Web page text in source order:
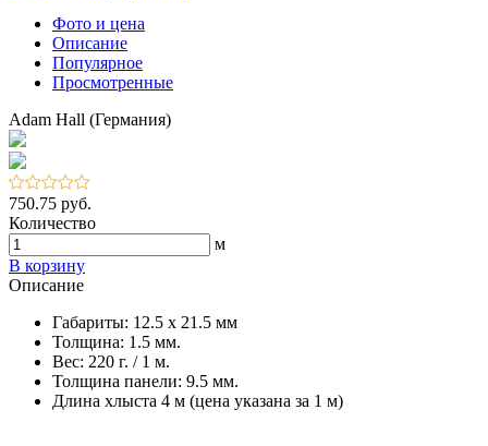
Фото и цена
Описание
Популярное
Просмотренные
Adam Hall (Германия)
750.75 руб.
Количество
м
В корзину
Описание
Габариты: 12.5 x 21.5 мм
Толщина: 1.5 мм.
Вес: 220 г. / 1 м.
Толщина панели: 9.5 мм.
Длина хлыста 4 м (цена указана за 1 м)